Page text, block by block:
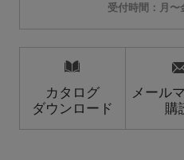
受付時間：月〜
カタログ
ダウンロード
メール
購